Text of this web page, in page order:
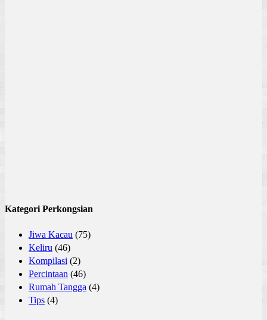
Kategori Perkongsian
Jiwa Kacau (75)
Keliru (46)
Kompilasi (2)
Percintaan (46)
Rumah Tangga (4)
Tips (4)